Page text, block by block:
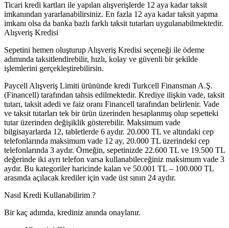
Ticari kredi kartları ile yapılan alışverişlerde 12 aya kadar taksit
imkanından yararlanabilirsiniz. En fazla 12 aya kadar taksit yapma
imkanı olsa da banka bazlı farklı taksit tutarları uygulanabilmektedir.
Alışveriş Kredisi
Sepetini hemen oluşturup Alışveriş Kredisi seçeneği ile ödeme
adımında taksitlendirebilir, hızlı, kolay ve güvenli bir şekilde
işlemlerini gerçekleştirebilirsin.
Paycell Alışveriş Limiti ürününde kredi Turkcell Finansman A.Ş.
(Financell) tarafından tahsis edilmektedir. Krediye ilişkin vade, taksit
tutarı, taksit adedi ve faiz oranı Financell tarafından belirlenir. Vade
ve taksit tutarları tek bir ürün üzerinden hesaplanmış olup sepetteki
tutar üzerinden değişiklik gösterebilir. Maksimum vade
bilgisayarlarda 12, tabletlerde 6 aydır. 20.000 TL ve altındaki cep
telefonlarında maksimum vade 12 ay, 20.000 TL üzerindeki cep
telefonlarında 3 aydır. Örneğin, sepetinizde 22.600 TL ve 19.500 TL
değerinde iki ayrı telefon varsa kullanabileceğiniz maksimum vade 3
aydır. Bu kategoriler haricinde kalan ve 50.001 TL – 100.000 TL
arasında açılacak krediler için vade üst sınırı 24 aydır.
Nasıl Kredi Kullanabilirim ?
Bir kaç adımda, krediniz anında onaylanır.